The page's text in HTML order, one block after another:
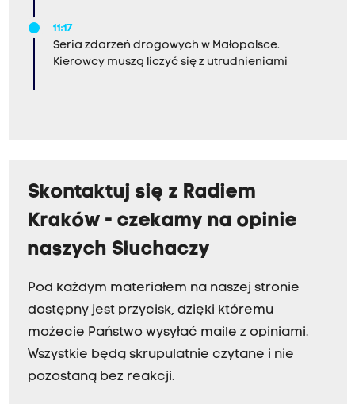
11:17
Seria zdarzeń drogowych w Małopolsce.
Kierowcy muszą liczyć się z utrudnieniami
Skontaktuj się z Radiem
Kraków - czekamy na opinie
naszych Słuchaczy
Pod każdym materiałem na naszej stronie
dostępny jest przycisk, dzięki któremu
możecie Państwo wysyłać maile z opiniami.
Wszystkie będą skrupulatnie czytane i nie
pozostaną bez reakcji.